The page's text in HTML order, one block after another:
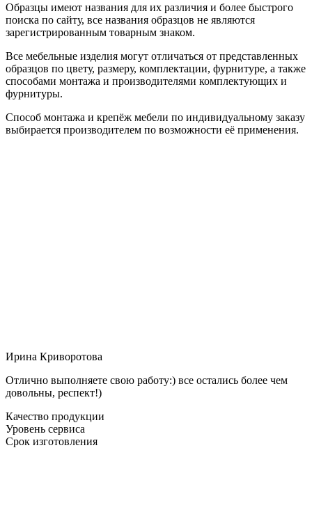
Образцы имеют названия для их различия и более быстрого
поиска по сайту, все названия образцов не являются
зарегистрированным товарным знаком.
Все мебельные изделия могут отличаться от представленных
образцов по цвету, размеру, комплектации, фурнитуре, а также
способами монтажа и производителями комплектующих и
фурнитуры.
Способ монтажа и крепёж мебели по индивидуальному заказу
выбирается производителем по возможности её применения.
Ирина Криворотова
Отлично выполняете свою работу:) все остались более чем
довольны, респект!)
Качество продукции
Уровень сервиса
Срок изготовления